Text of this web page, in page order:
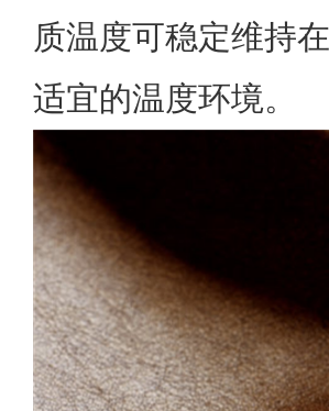
质温度可稳定维持
适宜的温度环境。